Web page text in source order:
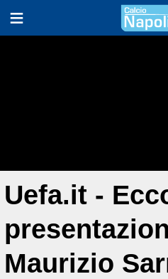
Uefa.it -
Maurizio